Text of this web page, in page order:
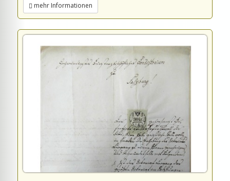
mehr Informationen